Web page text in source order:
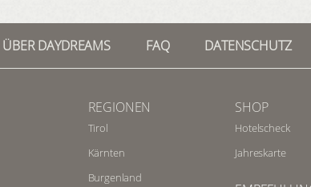
ÜBER DAYDREAMS FAQ DATENSCHUTZ
REGIONEN
Tirol
Kärnten
Burgenland
SHOP
Hotelscheck
Jahreskarte